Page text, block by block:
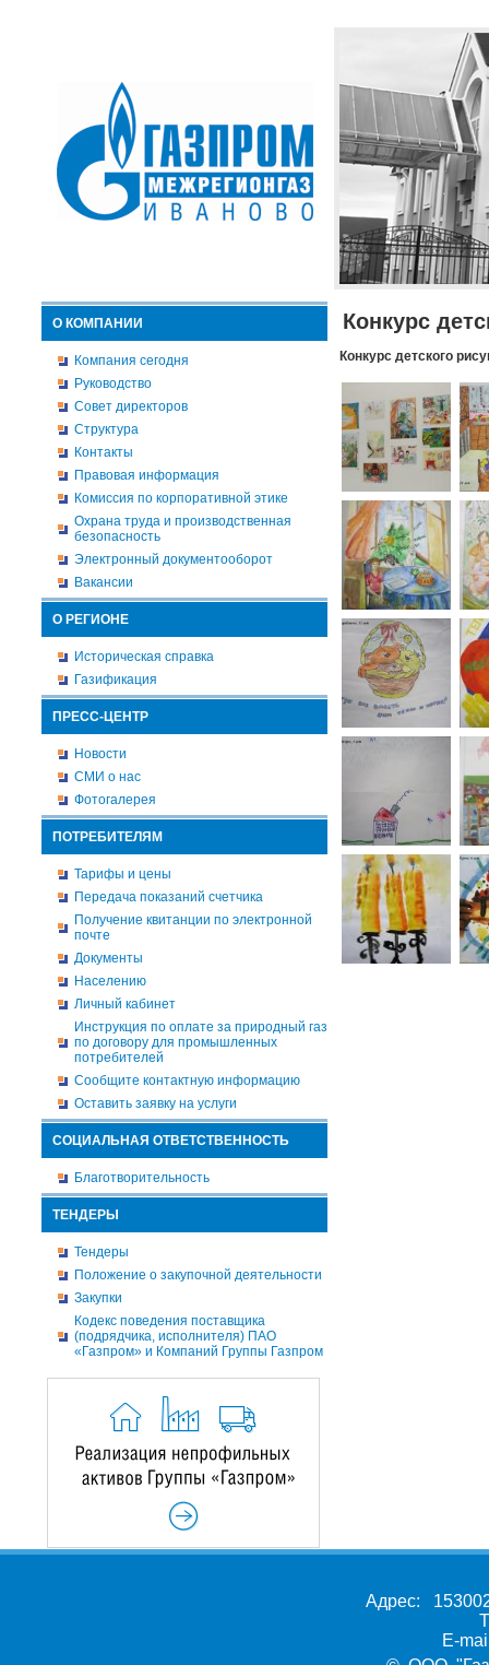
О КОМПАНИИ
Компания сегодня
Руководство
Совет директоров
Структура
Контакты
Правовая информация
Комиссия по корпоративной этике
Охрана труда и производственная
безопасность
Электронный документооборот
Вакансии
О РЕГИОНЕ
Историческая справка
Газификация
ПРЕСС-ЦЕНТР
Новости
СМИ о нас
Фотогалерея
ПОТРЕБИТЕЛЯМ
Тарифы и цены
Передача показаний счетчика
Получение квитанции по электронной
почте
Документы
Населению
Личный кабинет
Инструкция по оплате за природный газ
по договору для промышленных
потребителей
Сообщите контактную информацию
Оставить заявку на услуги
СОЦИАЛЬНАЯ ОТВЕТСТВЕННОСТЬ
Благотворительность
ТЕНДЕРЫ
Тендеры
Положение о закупочной деятельности
Закупки
Кодекс поведения поставщика
(подрядчика, исполнителя) ПАО
«Газпром» и Компаний Группы Газпром
Конкурс
Конкурс детского
Адрес:
E-